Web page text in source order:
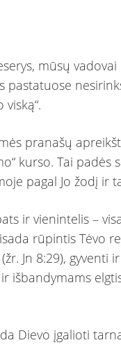
mūsų
pastatuose
viską“.
pranašų
kurso. Tai
pagal Jo žodį ir
ir vienintelis –
rūpintis Tėvo
Jn 8:29), gyventi
išbandymams
Dievo įgalioti